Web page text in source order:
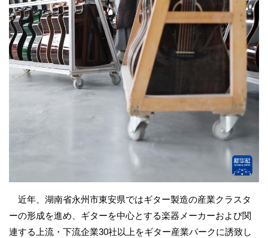
近年、湖南省永州市東安県ではギター製造の産業クラスタ
ーの形成を進め、ギターを中心とする楽器メーカーおよび関
連する上流・下流企業30社以上をギター産業パークに誘致し